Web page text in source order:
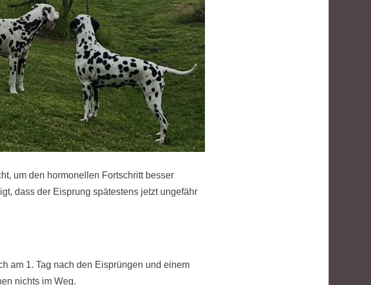
um den hormonellen Fortschritt besser
dass der Eisprung spätestens jetzt ungefähr
am 1. Tag nach den Eisprüngen und einem
nichts im Weg.